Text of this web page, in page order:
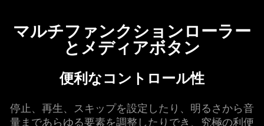
マルチファンクションローラー
とメディアボタン
便利なコントロール性
停止、再生、スキップを設定したり、明るさから音
量まであらゆる要素を調整したりでき、究極の利便